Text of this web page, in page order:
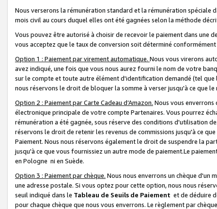
Nous verserons la rémunération standard et la rémunération spéciale
mois civil au cours duquel elles ont été gagnées selon la méthode
Vous pouvez être autorisé à choisir de recevoir le paiement dans une
vous acceptez que le taux de conversion soit déterminé
Option 1 : Paiement par virement automatique. Nous vous virerons
avez indiqué, une fois que vous nous aurez fourni le nom de votre
sur le compte et toute autre élément d'identification demandé (tel que
nous réservons le droit de bloquer la somme à verser jusqu'à ce que
Option 2 : Paiement par Carte Cadeau d’Amazon. Nous vous
électronique principale de votre compte Partenaires. Vous pourrez
rémunération a été gagnée, sous réserve des conditions d'utilisation
réservons le droit de retenir les revenus de commissions jusqu'à ce
Paiement. Nous nous réservons également le droit de suspendre la
jusqu'à ce que vous fournissiez un autre mode de paiement.Le
en Pologne ni en Suède.
Option 3 : Paiement par chèque. Nous nous enverrons un chèque d'un
une adresse postale. Si vous optez pour cette option, nous nous
seuil indiqué dans le Tableau de Seuils de Paiement et de déduire
pour chaque chèque que nous vous enverrons. Le règlement par